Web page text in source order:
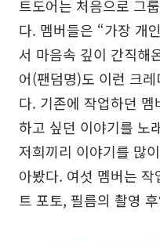
트도어는 처음으로 그
다. 멤버들은 “가장 개
서 마음속 깊이 간직해
어(팬덤명)도 이런 크
다. 기존에 작업하던
하고 싶던 이야기를 노
저희끼리 이야기를 많
아봤다. 여섯 멤버는
트 포토, 필름의 촬영